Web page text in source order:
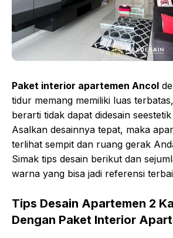
Paket interior apartemen Ancol
tidur memang memiliki luas
berarti tidak dapat didesain
Asalkan desainnya tepat, maka
terlihat sempit dan ruang gerak
Simak tips desain berikut dan
warna yang bisa jadi referensi
Tips Desain Apartemen 2
Dengan Paket Interior